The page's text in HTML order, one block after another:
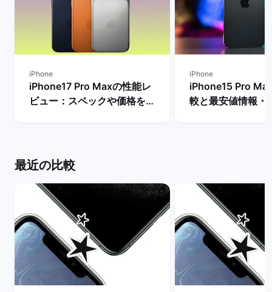
iPhone
iPhone17 Pro Maxの性能レ
ビュー：スペックや価格を
iPhone
iPhone15 Pro
較と最安値情報・
最近の比較